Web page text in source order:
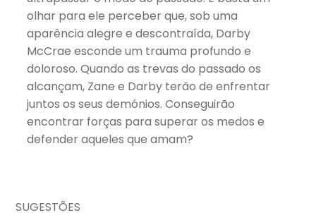
olhar para ele perceber que, sob uma
aparência alegre e descontraída, Darby
McCrae esconde um trauma profundo e
doloroso. Quando as trevas do passado os
alcançam, Zane e Darby terão de enfrentar
juntos os seus demónios. Conseguirão
encontrar forças para superar os medos e
defender aqueles que amam?
SUGESTÕES